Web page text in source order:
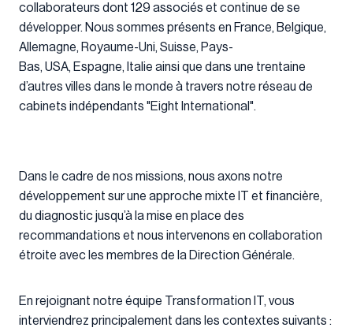
collaborateurs dont 129 associés et continue de se
développer. Nous sommes présents en France, Belgique,
Allemagne, Royaume-Uni, Suisse, Pays-
Bas, USA, Espagne, Italie ainsi que dans une trentaine
d’autres villes dans le monde à travers notre réseau de
cabinets indépendants "Eight International".
Dans le cadre de nos missions, nous axons notre
développement sur une approche mixte IT et financière,
du diagnostic jusqu’à la mise en place des
recommandations et nous intervenons en collaboration
étroite avec les membres de la Direction Générale.
En rejoignant notre équipe Transformation IT, vous
interviendrez principalement dans les contextes suivants :